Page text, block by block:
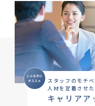
スタッフのモチ
人材を定着させた
キャリアア